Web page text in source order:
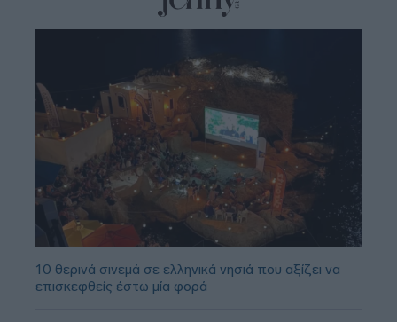
10 θερινά σινεμά σε ελληνικά νησιά που αξίζει να
επισκεφθείς έστω μία φορά